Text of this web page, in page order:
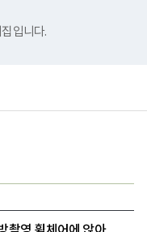
입니다.
검